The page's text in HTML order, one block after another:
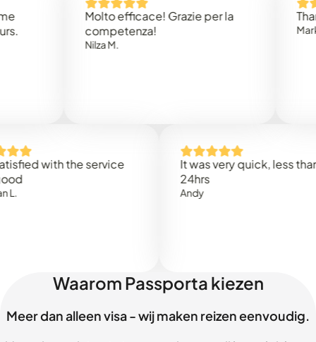
Molto efficace! Grazie per la
competenza!
Thank
with the service
It was very quick, less than
Waarom Passporta kiezen
Meer dan alleen visa - wij maken reizen eenvoudig.